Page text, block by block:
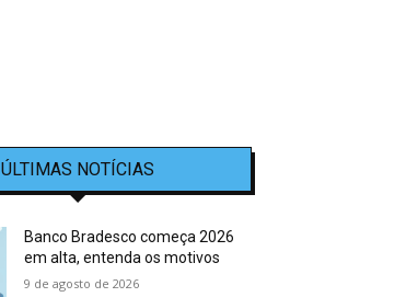
ÚLTIMAS NOTÍCIAS
Banco Bradesco começa 2026
em alta, entenda os motivos
9 de agosto de 2026